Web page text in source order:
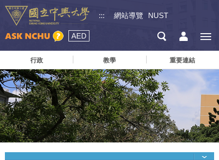
::: 網站導覽 NUST
AED
行政 教學 重要連結